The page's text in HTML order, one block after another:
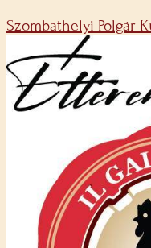
Szombathelyi Polgár